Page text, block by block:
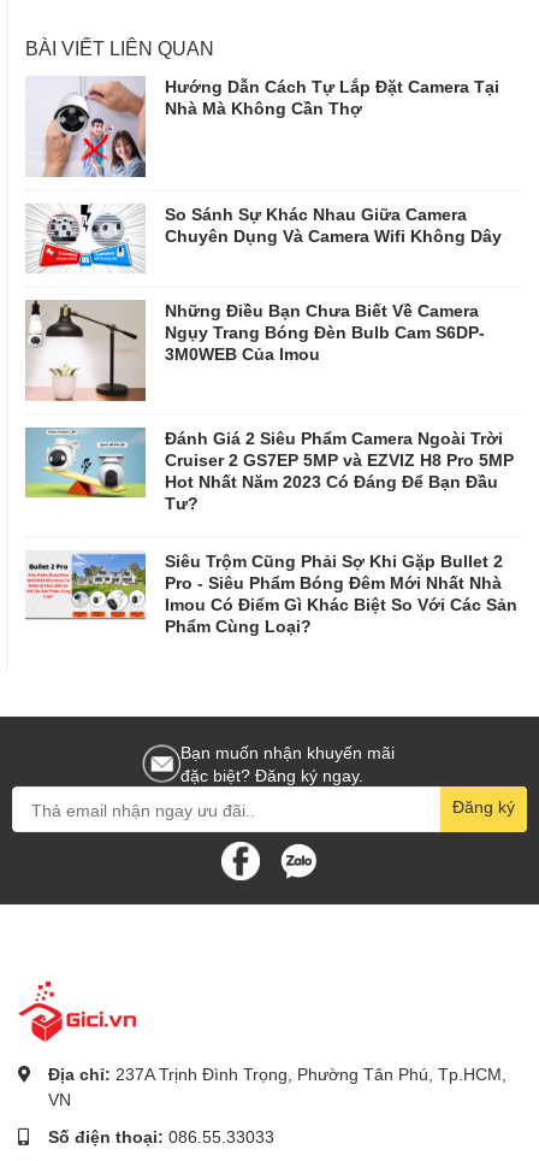
BÀI VIẾT LIÊN QUAN
Hướng Dẫn Cách Tự Lắp Đặt Camera Tại
Nhà Mà Không Cần Thợ
So Sánh Sự Khác Nhau Giữa Camera
Chuyên Dụng Và Camera Wifi Không Dây
Những Điều Bạn Chưa Biết Về Camera
Ngụy Trang Bóng Đèn Bulb Cam S6DP-
3M0WEB Của Imou
Đánh Giá 2 Siêu Phẩm Camera Ngoài Trời
Cruiser 2 GS7EP 5MP và EZVIZ H8 Pro 5MP
Hot Nhất Năm 2023 Có Đáng Để Bạn Đầu
Tư?
Siêu Trộm Cũng Phải Sợ Khi Gặp Bullet 2
Pro - Siêu Phẩm Bóng Đêm Mới Nhất Nhà
Imou Có Điểm Gì Khác Biệt So Với Các Sản
Phẩm Cùng Loại?
Bạn muốn nhận khuyến mãi
đặc biệt? Đăng ký ngay.
Đăng ký
Địa chỉ: 237A Trịnh Đình Trọng, Phường Tân Phú, Tp.HCM,
VN
Số điện thoại: 086.55.33033